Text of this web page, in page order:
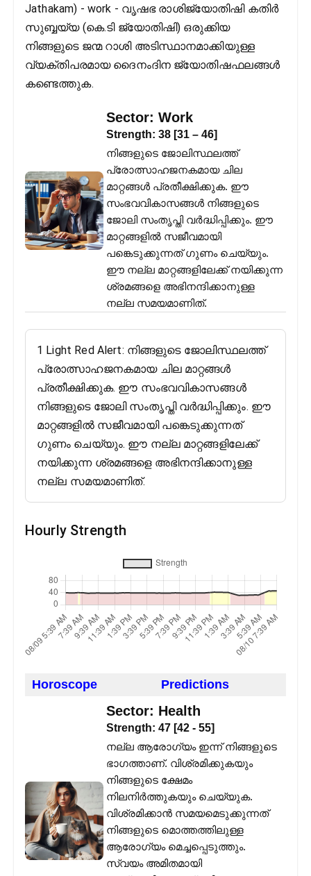
Jathakam) - work - വൃഷഭ രാശിജ്യോതിഷി കതിര്‍
സുബ്ബയ്യ (കെ.ടി ജ്യോതിഷി) ഒരുക്കിയ
നിങ്ങളുടെ ജന്മ റാശി അടിസ്ഥാനമാക്കിയുള്ള
വ്യക്തിപരമായ ദൈനംദിന ജ്യോതിഷഫലങ്ങള്‍
കണ്ടെത്തുക.
Sector: Work
Strength: 38 [31 – 46]
നിങ്ങളുടെ ജോലിസ്ഥലത്ത്
പ്രോത്സാഹജനകമായ ചില
മാറ്റങ്ങൾ പ്രതീക്ഷിക്കുക. ഈ
സംഭവവികാസങ്ങൾ നിങ്ങളുടെ
ജോലി സംതൃപ്തി വർദ്ധിപ്പിക്കും. ഈ
മാറ്റങ്ങളിൽ സജീവമായി
പങ്കെടുക്കുന്നത് ഗുണം ചെയ്യും.
ഈ നല്ല മാറ്റങ്ങളിലേക്ക് നയിക്കുന്ന
ശ്രമങ്ങളെ അഭിനന്ദിക്കാനുള്ള
നല്ല സമയമാണിത്.
1 Light Red Alert: നിങ്ങളുടെ ജോലിസ്ഥലത്ത്
പ്രോത്സാഹജനകമായ ചില മാറ്റങ്ങൾ
പ്രതീക്ഷിക്കുക. ഈ സംഭവവികാസങ്ങൾ
നിങ്ങളുടെ ജോലി സംതൃപ്തി വർദ്ധിപ്പിക്കും. ഈ
മാറ്റങ്ങളിൽ സജീവമായി പങ്കെടുക്കുന്നത്
ഗുണം ചെയ്യും. ഈ നല്ല മാറ്റങ്ങളിലേക്ക്
നയിക്കുന്ന ശ്രമങ്ങളെ അഭിനന്ദിക്കാനുള്ള
നല്ല സമയമാണിത്.
Hourly Strength
Horoscope Predictions
Sector: Health
Strength: 47 [42 - 55]
നല്ല ആരോഗ്യം ഇന്ന് നിങ്ങളുടെ
ഭാഗത്താണ്. വിശ്രമിക്കുകയും
നിങ്ങളുടെ ക്ഷേമം
നിലനിർത്തുകയും ചെയ്യുക.
വിശ്രമിക്കാൻ സമയമെടുക്കുന്നത്
നിങ്ങളുടെ മൊത്തത്തിലുള്ള
ആരോഗ്യം മെച്ചപ്പെടുത്തും.
സ്വയം അമിതമായി